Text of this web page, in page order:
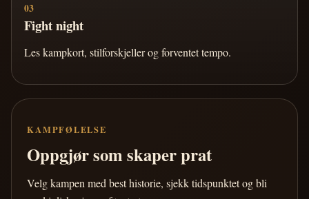
03
Fight night
Les kampkort, stilforskjeller og forventet tempo.
KAMPFØLELSE
Oppgjør som skaper prat
Velg kampen med best historie, sjekk tidspunktet og bli